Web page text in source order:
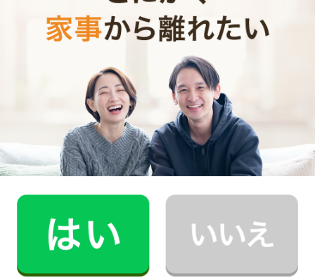
カシミヤは着ると肌触りが良くて防寒性にも優れている
り入れたい衣類ですよね。デリケートな素材だけに洗濯
は気を遣いますし、手間もかかります。でも、そうして
優しく大切に扱うことで、長持ち度はグンとアップ！
価格も安くはないだけに、大事に手入れして出来るだけ
長く着たいものです。
セーターだけでなく、マフラーや帽子、手袋などのアイ
テムがカシミヤだという方もいるでしょう。大きさや形
は変わりますが、基本の洗い方はご紹介した通りです。
まずは、表示を見逃さずにチェックすることが大事。そ